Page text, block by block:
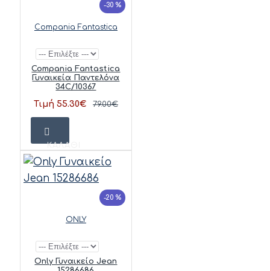
-30 %
Compania Fantastica
Compania Fantastica
Γυναικεία Παντελόνα
34C/10367
Τιμή 55.30€ 79.00€
ΚΑΛΆΘΙ
-20 %
ONLY
Only Γυναικείο Jean